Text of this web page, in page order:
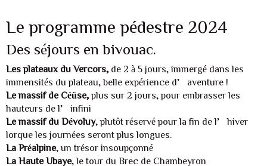
Le programme pédestre 2024
Des séjours en bivouac.
Les plateaux du Vercors, de 2 à 5 jours, immergé dans les
immensités du plateau, belle expérience d’aventure !
Le massif de Céüse,plus sur 2 jours, pour embrasser les
hauteurs de l’infini
Le massif du Dévoluy, plutôt réservé pour la fin de l’hiver
lorque les journées seront plus longues.
La Préalpine, un trésor insoupçonné
La Haute Ubaye, le tour du Brec de Chambeyron